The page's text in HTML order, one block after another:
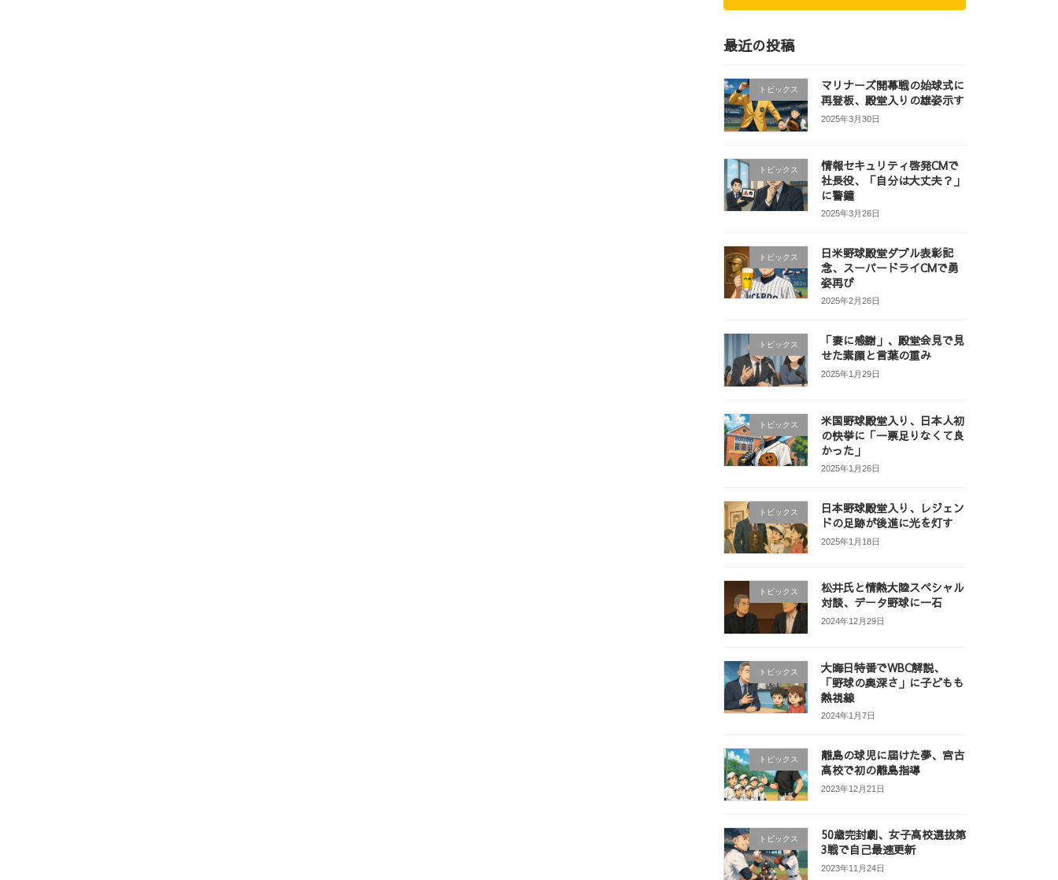
最近の投稿
トピックス
マリナーズ開幕戦の始球式に
再登板、殿堂入りの雄姿示す
2025年3月30日
トピックス
情報セキュリティ啓発CMで
社長役、「自分は大丈夫？」
に警鐘
2025年3月26日
トピックス
日米野球殿堂ダブル表彰記
念、スーパードライCMで勇
姿再び
2025年2月26日
トピックス
「妻に感謝」、殿堂会見で見
せた素顔と言葉の重み
2025年1月29日
トピックス
米国野球殿堂入り、日本人初
の快挙に「一票足りなくて良
かった」
2025年1月26日
トピックス
日本野球殿堂入り、レジェン
ドの足跡が後進に光を灯す
2025年1月18日
トピックス
松井氏と情熱大陸スペシャル
対談、データ野球に一石
2024年12月29日
トピックス
大晦日特番でWBC解説、
「野球の奥深さ」に子どもも
熱視線
2024年1月7日
トピックス
離島の球児に届けた夢、宮古
高校で初の離島指導
2023年12月21日
トピックス
50歳完封劇、女子高校選抜第
3戦で自己最速更新
2023年11月24日